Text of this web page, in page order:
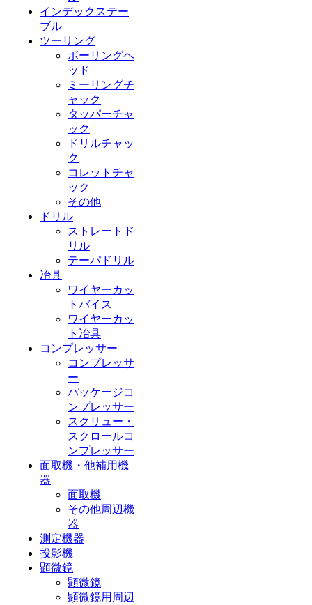
インデックステー
ブル
ツーリング
ボーリングヘ
ッド
ミーリングチ
ャック
タッパーチャ
ック
ドリルチャッ
ク
コレットチャ
ック
その他
ドリル
ストレートド
リル
テーパドリル
冶具
ワイヤーカッ
トバイス
ワイヤーカッ
ト冶具
コンプレッサー
コンプレッサ
ー
パッケージコ
ンプレッサー
スクリュー・
スクロールコ
ンプレッサー
面取機・他補用機
器
面取機
その他周辺機
器
測定機器
投影機
顕微鏡
顕微鏡
顕微鏡用周辺